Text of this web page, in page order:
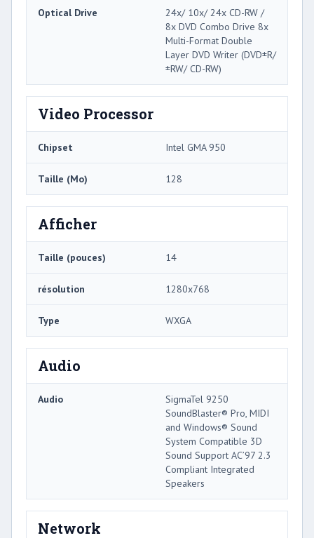
Optical Drive
24x/ 10x/ 24x CD-RW /
8x DVD Combo Drive 8x
Multi-Format Double
Layer DVD Writer (DVD±R/
±RW/ CD-RW)
Video Processor
Chipset Intel GMA 950
Taille (Mo) 128
Afficher
Taille (pouces) 14
résolution 1280x768
Type WXGA
Audio
Audio
SigmaTel 9250
SoundBlaster® Pro, MIDI
and Windows® Sound
System Compatible 3D
Sound Support AC’97 2.3
Compliant Integrated
Speakers
Network